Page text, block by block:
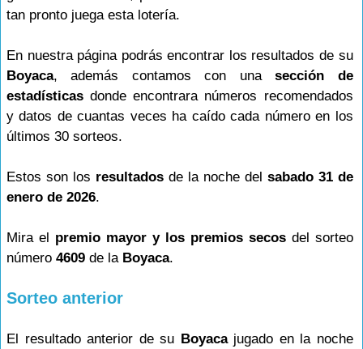
tan pronto juega esta lotería.
En nuestra página podrás encontrar los resultados de su
Boyaca, además contamos con unasección de
estadísticas donde encontrara números recomendados
y datos de cuantas veces ha caído cada número en los
últimos 30 sorteos.
Estos son los resultadosde la noche del sabado 31 de
enero de 2026.
Mira el premio mayor y los premios secosdel sorteo
número 4609 de la Boyaca.
Sorteo anterior
El resultado anterior de su Boyacajugado en la noche